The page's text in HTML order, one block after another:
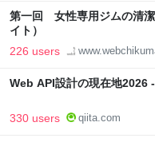
第一回 女性専用ジムの清
イト）
226 users
Web API設計の現在地2026
330 users qiita.com